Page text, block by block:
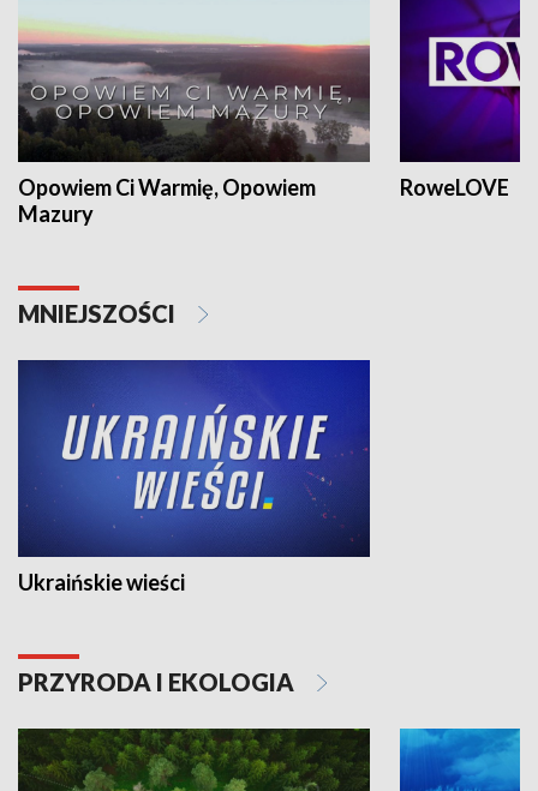
Opowiem Ci Warmię, Opowiem
Mazury
RoweLOVE
MNIEJSZOŚCI
Ukraińskie wieści
PRZYRODA I EKOLOGIA